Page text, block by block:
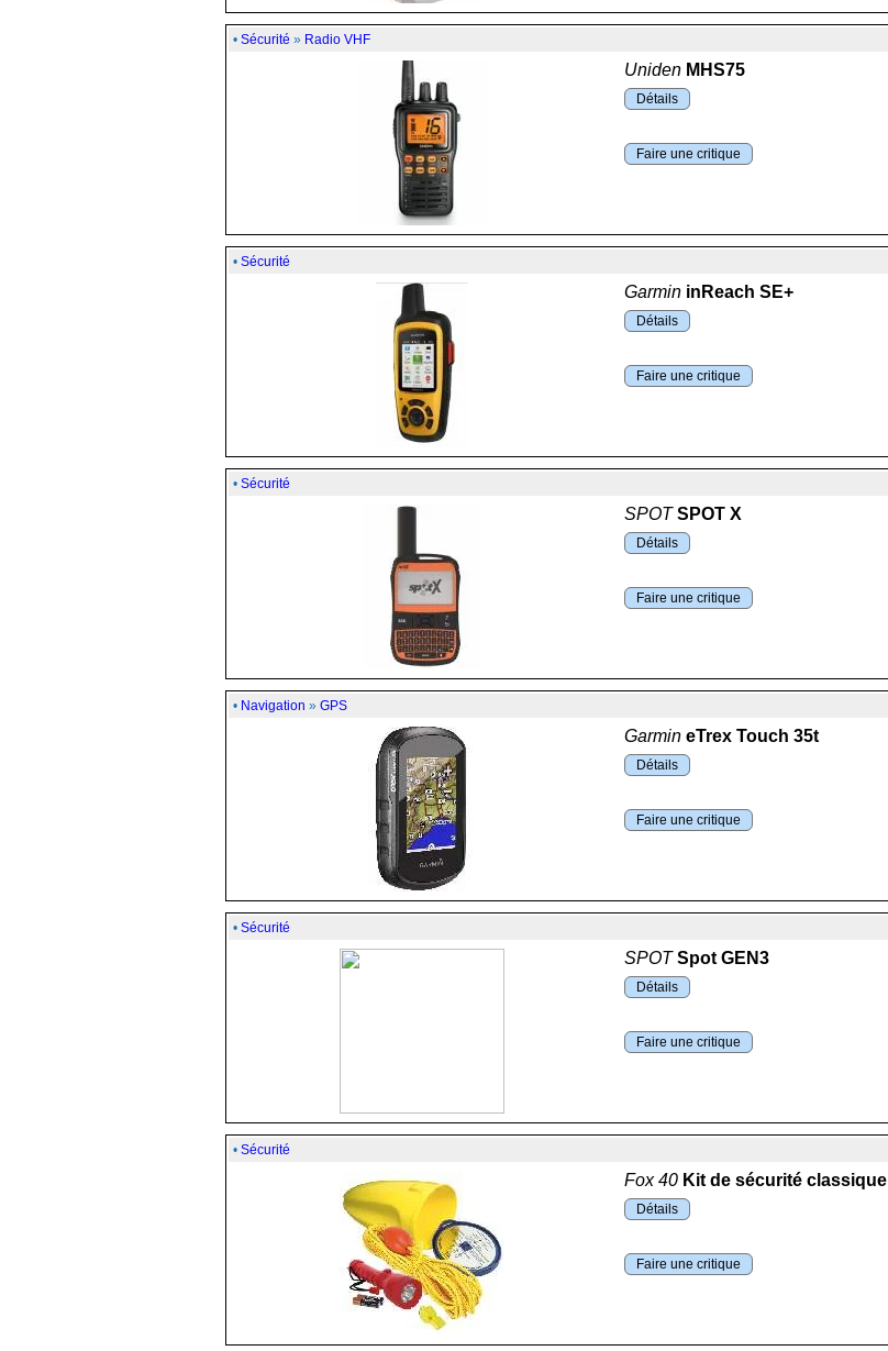
• Sécurité » Radio VHF
Uniden MHS75
Détails
Faire une critique
• Sécurité
Garmin inReach SE+
Détails
Faire une critique
• Sécurité
SPOT SPOT X
Détails
Faire une critique
• Navigation » GPS
Garmin eTrex Touch 35t
Détails
Faire une critique
• Sécurité
SPOT Spot GEN3
Détails
Faire une critique
• Sécurité
Fox 40 Kit de sécurité classique
Détails
Faire une critique